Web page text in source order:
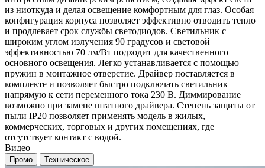
из ниоткуда и делая освещение комфортным для глаз. Особая
конфигурация корпуса позволяет эффективно отводить тепло
и продлевает срок службы светодиодов. Светильник с
широким углом излучения 90 градусов и световой
эффективностью 70 лм/Вт подходит для качественного
основного освещения. Легко устанавливается с помощью
пружин в монтажное отверстие. Драйвер поставляется в
комплекте и позволяет быстро подключать светильник
напрямую к сети переменного тока 230 В. Диммирование
возможно при замене штатного драйвера. Степень защиты от
пыли IP20 позволяет применять модель в жилых,
коммерческих, торговых и других помещениях, где
отсутствует контакт с водой.
Видео
Промо Техническое